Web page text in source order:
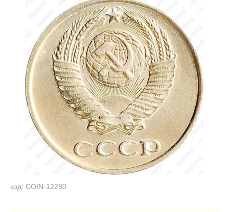
код: COIN-12280